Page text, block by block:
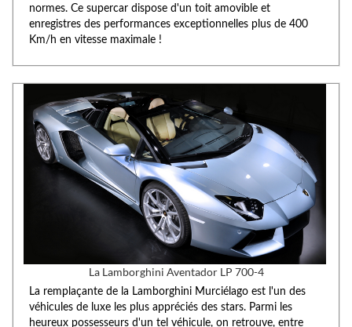
normes. Ce supercar dispose d'un toit amovible et
enregistres des performances exceptionnelles plus de 400
Km/h en vitesse maximale !
La Lamborghini Aventador LP 700-4
La remplaçante de la Lamborghini Murciélago est l'un des
véhicules de luxe les plus appréciés des stars. Parmi les
heureux possesseurs d'un tel véhicule, on retrouve, entre